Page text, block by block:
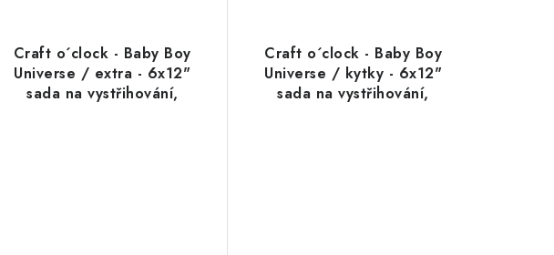
Craft o´clock - Baby Boy
Universe / extra - 6x12"
sada na vystřihování,
Craft o´clock - Baby Boy
Universe / kytky - 6x12"
sada na vystřihování,